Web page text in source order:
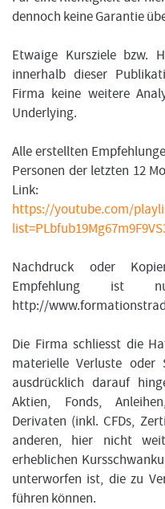
dennoch keine Garantie
Etwaige Kursziele bzw.
innerhalb dieser
Firma keine weitere
Underlying.
Alle erstellten
Personen der letzten 12
Link:
https://youtube.com/
Nachdruck oder
Empfehlung ist
http://
Die Firma schliesst die
materielle Verluste oder
ausdrücklich darauf
Aktien, Fonds,
Derivaten (inkl. CFDs,
anderen, hier nicht
erheblichen
unterworfen ist, die zu
führen können.